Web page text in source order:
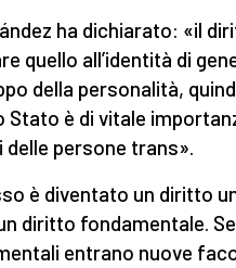
ha dichiarato: «il
quello all’identità di
della personalità,
è di vitale
persone trans».
è diventato un diritto
diritto fondamentale.
entrano nuove